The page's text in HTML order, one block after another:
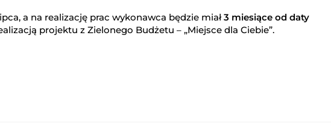
a na realizację prac wykonawca będzie miał3 miesiące od daty
projektu z Zielonego Budżetu – „Miejsce dla Ciebie”.